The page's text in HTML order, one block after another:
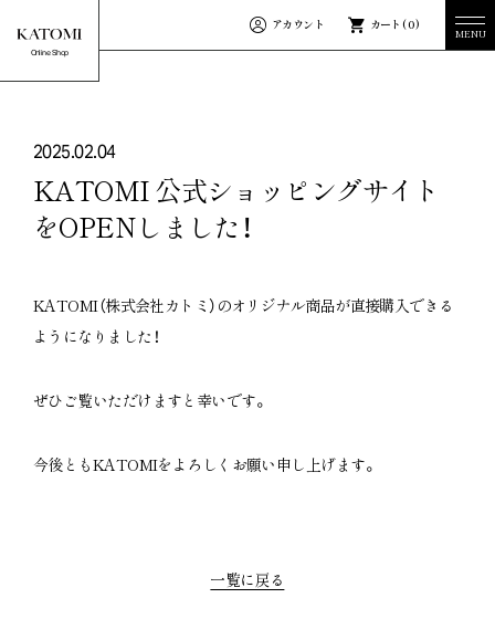
Online Shop
アカウント カート ( 0 )
MENU
MENU
Home
お知らせ
ブランドから探す 一覧をみる
2025.02.04
KATOMI 公式ショッピングサイト
をOPENしました！
KATOMI（株式会社カトミ）のオリジナル商品が直接購入できる
ようになりました！
ぜひご覧いただけますと幸いです。
今後ともKATOMIをよろしくお願い申し上げます。
一覧に戻る